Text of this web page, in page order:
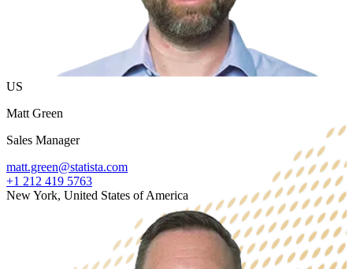
US
Matt Green
Sales Manager
matt.green@statista.com
+1 212 419 5763
New York, United States of America